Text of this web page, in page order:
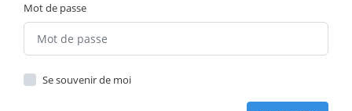
Mot de passe
Se souvenir de moi